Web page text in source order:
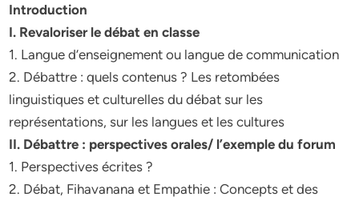
Introduction
I. Revaloriser le débat en classe
1. Langue d’enseignement ou langue de communication
2. Débattre : quels contenus ? Les retombées
linguistiques et culturelles du débat sur les
représentations, sur les langues et les cultures
II. Débattre : perspectives orales/ l’exemple du forum
1. Perspectives écrites ?
2. Débat, Fihavanana et Empathie : Concepts et des